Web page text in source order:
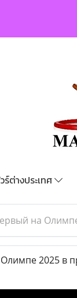
ร์ต่างประเทศ
на
2025 в